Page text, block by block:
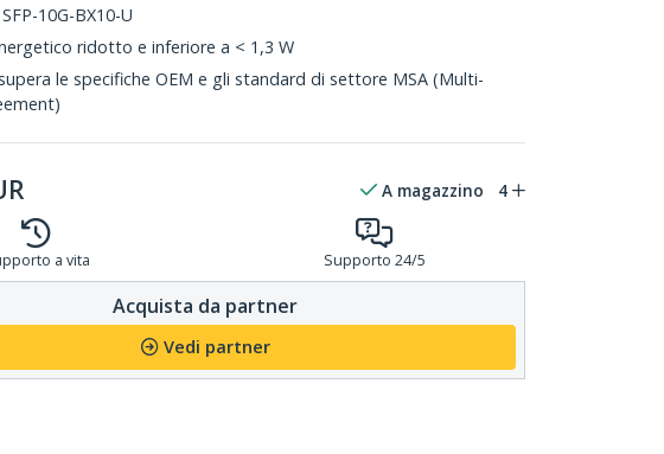
10G-BX10-U
ridotto e inferiore a < 1,3 W
le specifiche OEM e gli standard di settore MSA (Multi-
A magazzino 4
a vita Supporto 24/5
Acquista da partner
Vedi partner